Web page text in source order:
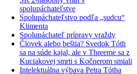
spolupáchateľstve
Spolupáchateľstvo podľa „sudcu“
Klimenta
Spolupáchateľ prípravy vraždy
Človek alebo beštia? Svedok Tóth
sa na súde kajal, ale v Threeme sa z
Kuciakovej smrti s Kočnerom smiali
Intelektuálna výbava Petra Tótha